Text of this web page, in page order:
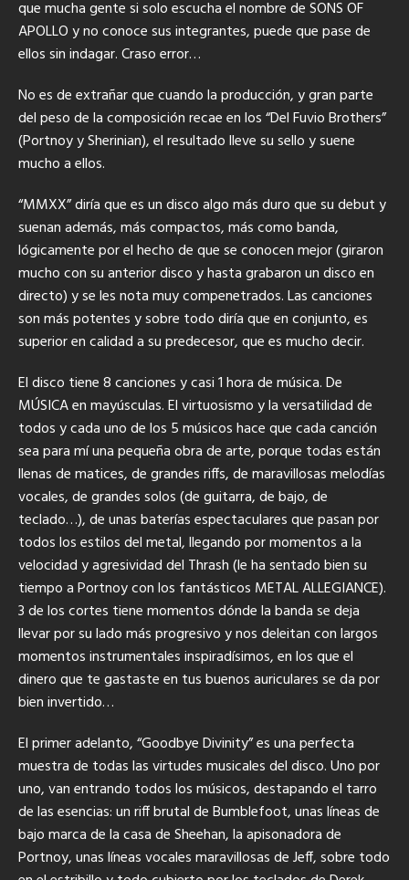
que mucha gente si solo escucha el nombre de SONS OF
APOLLO y no conoce sus integrantes, puede que pase de
ellos sin indagar. Craso error…
No es de extrañar que cuando la producción, y gran parte
del peso de la composición recae en los “Del Fuvio Brothers”
(Portnoy y Sherinian), el resultado lleve su sello y suene
mucho a ellos.
“MMXX” diría que es un disco algo más duro que su debut y
suenan además, más compactos, más como banda,
lógicamente por el hecho de que se conocen mejor (giraron
mucho con su anterior disco y hasta grabaron un disco en
directo) y se les nota muy compenetrados. Las canciones
son más potentes y sobre todo diría que en conjunto, es
superior en calidad a su predecesor, que es mucho decir.
El disco tiene 8 canciones y casi 1 hora de música. De
MÚSICA en mayúsculas. El virtuosismo y la versatilidad de
todos y cada uno de los 5 músicos hace que cada canción
sea para mí una pequeña obra de arte, porque todas están
llenas de matices, de grandes riffs, de maravillosas melodías
vocales, de grandes solos (de guitarra, de bajo, de
teclado…), de unas baterías espectaculares que pasan por
todos los estilos del metal, llegando por momentos a la
velocidad y agresividad del Thrash (le ha sentado bien su
tiempo a Portnoy con los fantásticos METAL ALLEGIANCE).
3 de los cortes tiene momentos dónde la banda se deja
llevar por su lado más progresivo y nos deleitan con largos
momentos instrumentales inspiradísimos, en los que el
dinero que te gastaste en tus buenos auriculares se da por
bien invertido…
El primer adelanto, “Goodbye Divinity” es una perfecta
muestra de todas las virtudes musicales del disco. Uno por
uno, van entrando todos los músicos, destapando el tarro
de las esencias: un riff brutal de Bumblefoot, unas líneas de
bajo marca de la casa de Sheehan, la apisonadora de
Portnoy, unas líneas vocales maravillosas de Jeff, sobre todo